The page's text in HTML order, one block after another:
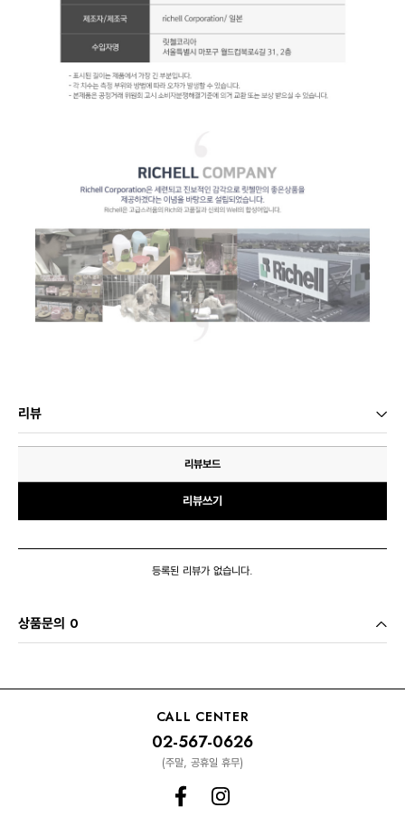
리뷰
리뷰보드
리뷰쓰기
등록된 리뷰가 없습니다.
상품문의 0
CALL CENTER
02-567-0626
(주말, 공휴일 휴무)